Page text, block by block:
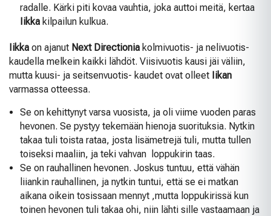
radalle. Kärki piti kovaa vauhtia, joka auttoi meitä, kertaa
Iikka kilpailun kulkua.
Iikka on ajanut Next Directionia kolmivuotis- ja nelivuotis-
kaudella melkein kaikki lähdöt. Viisivuotis kausi jäi väliin,
mutta kuusi- ja seitsenvuotis- kaudet ovat olleet Iikan
varmassa otteessa.
Se on kehittynyt varsa vuosista, ja oli viime vuoden paras
hevonen. Se pystyy tekemään hienoja suorituksia. Nytkin
takaa tuli toista rataa, josta lisämetrejä tuli, mutta tullen
toiseksi maaliin, ja teki vahvan loppukirin taas.
Se on rauhallinen hevonen. Joskus tuntuu, että vähän
liiankin rauhallinen, ja nytkin tuntui, että se ei matkan
aikana oikein tosissaan mennyt ,mutta loppukirissä kun
toinen hevonen tuli takaa ohi, niin lähti sille vastaamaan ja